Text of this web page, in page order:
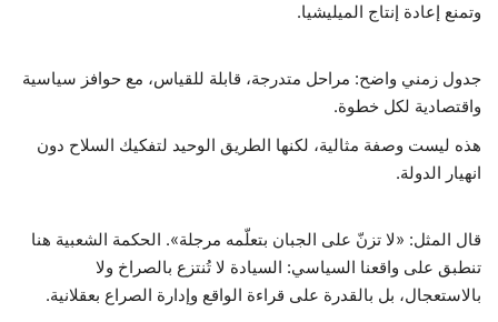
وتمنع إعادة إنتاج الميليشيا.
جدول زمني واضح: مراحل متدرجة، قابلة للقياس، مع حوافز سياسية
واقتصادية لكل خطوة.
هذه ليست وصفة مثالية، لكنها الطريق الوحيد لتفكيك السلاح دون
انهيار الدولة.
قال المثل: «لا تزنّ على الجبان بتعلّمه مرجلة». الحكمة الشعبية هنا
تنطبق على واقعنا السياسي: السيادة لا تُنتزع بالصراخ ولا
بالاستعجال، بل بالقدرة على قراءة الواقع وإدارة الصراع بعقلانية.